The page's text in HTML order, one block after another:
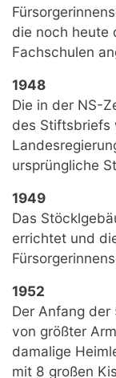
die noch heute
Fachschulen
1948
Die in der NS-
des Stiftsbriefs
ursprüngliche
1949
Das
errichtet und
1952
Der Anfang der
von größter
damalige
mit 8 großen